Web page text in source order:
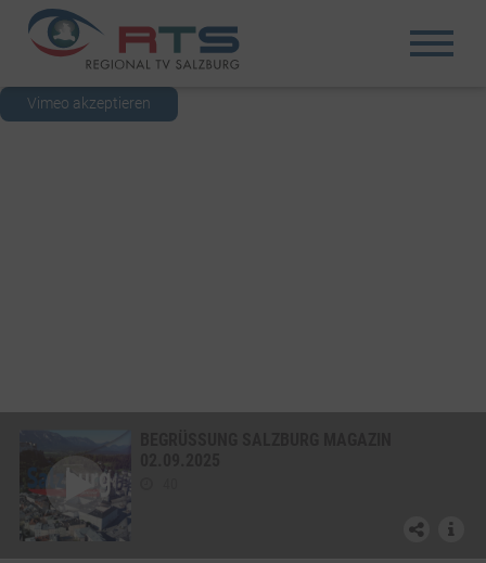
Vimeo akzeptieren